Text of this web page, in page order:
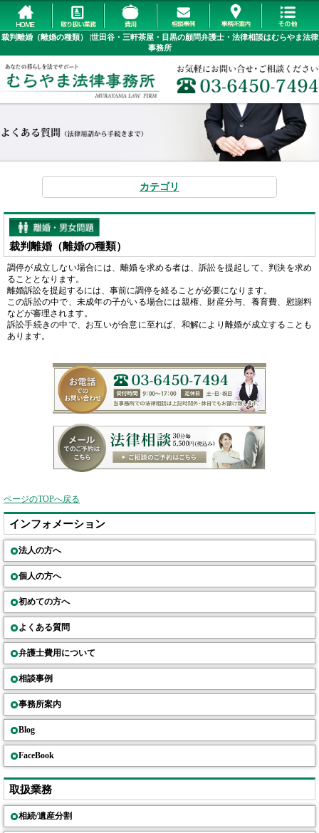
裁判離婚（離婚の種類） |世田谷・三軒茶屋・目黒の顧問弁護士・法律相談はむらやま法律
事務所
カテゴリ
裁判離婚（離婚の種類）
調停が成立しない場合には、離婚を求める者は、訴訟を提起して、判決を求め
ることとなります。
離婚訴訟を提起するには、事前に調停を経ることが必要になります。
この訴訟の中で、未成年の子がいる場合には親権、財産分与、養育費、慰謝料
などが審理されます。
訴訟手続きの中で、お互いが合意に至れば、和解により離婚が成立することも
あります。
ページのTOPへ戻る
インフォメーション
法人の方へ
個人の方へ
初めての方へ
よくある質問
弁護士費用について
相談事例
事務所案内
Blog
FaceBook
取扱業務
相続/遺産分割